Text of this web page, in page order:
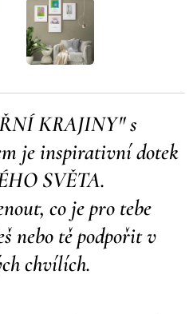
KRAJINY" s
je inspirativní dotek
SVĚTA.
co je pro tebe
nebo tě podpořit v
chvílích.